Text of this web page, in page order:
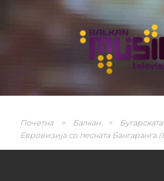
Почетна > Балкан >
Евровизија со песната Бангаранга